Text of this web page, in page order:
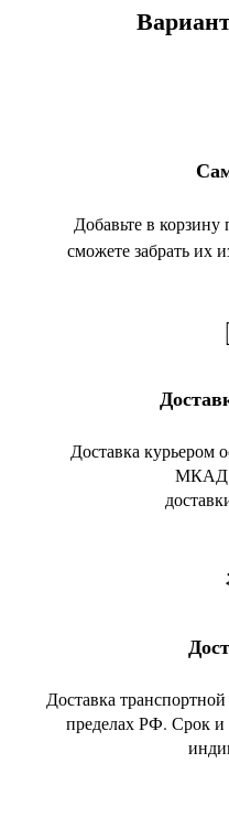
Добавьте в
сможете забрать их
Доставка курьером
МКАД.
Доставка
пределах РФ. Срок и